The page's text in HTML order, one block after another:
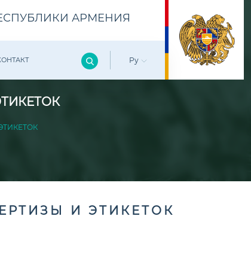
АРМЕНИЯ
Ру
И ЭТИКЕТОК